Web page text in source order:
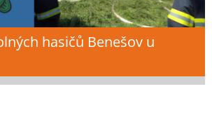
hasičů Benešov u